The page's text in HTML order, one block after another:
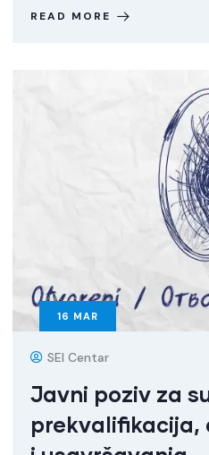
READ MORE
16 MAR
SEI Centar
Javni poziv za
prekvalifikacija,